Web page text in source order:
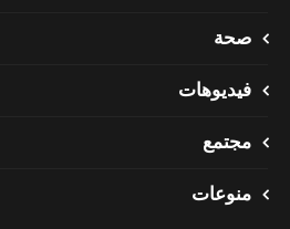
صحة
فيديوهات
مجتمع
منوعات